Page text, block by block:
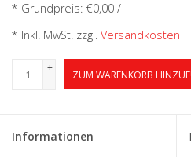
* Grundpreis: €0,00 /
* Inkl. MwSt. zzgl. Versandkosten
+
-
ZUM WARENKORB
Informationen